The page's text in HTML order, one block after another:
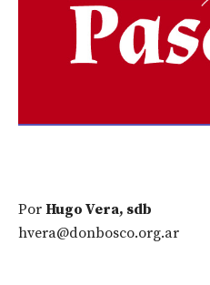
Por Hugo Vera, sdb
hvera@donbosco.org.ar